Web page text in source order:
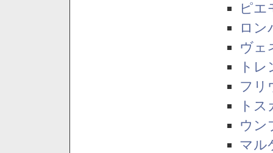
ピエ
ロン
ヴェ
ト
フリ
ト
ウン
マル